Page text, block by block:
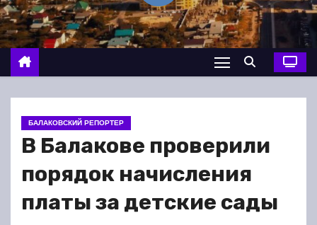
о
м
у
БАЛАКОВСКИЙ РЕПОРТЕР
В Балакове проверили
порядок начисления
платы за детские сады